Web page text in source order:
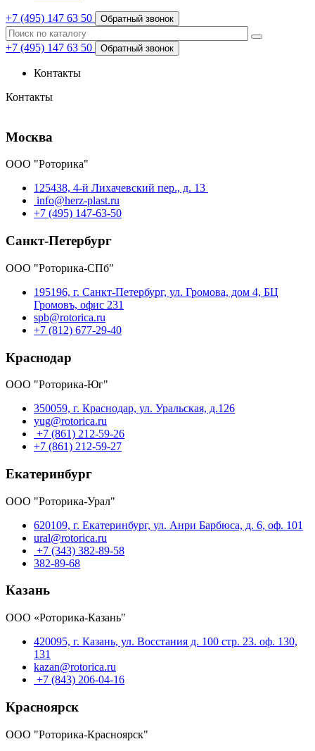
+7 (495) 147 63 50 Обратный звонок
+7 (495) 147 63 50 Обратный звонок
Контакты
Контакты
Москва
ООО "Роторика"
125438, 4-й Лихачевский пер., д. 13
info@herz-plast.ru
+7 (495) 147-63-50
Санкт-Петербург
ООО "Роторика-СПб"
195196, г. Санкт-Петербург, ул. Громова, дом 4, БЦ
Громовъ, офис 231
spb@rotorica.ru
+7 (812) 677-29-40
Краснодар
ООО "Роторика-Юг"
350059, г. Краснодар, ул. Уральская, д.126
yug@rotorica.ru
+7 (861) 212-59-26
+7 (861) 212-59-27
Екатеринбург
ООО "Роторика-Урал"
620109, г. Екатеринбург, ул. Анри Барбюса, д. 6, оф. 101
ural@rotorica.ru
+7 (343) 382-89-58
382-89-68
Казань
ООО «Роторика-Казань"
420095, г. Казань, ул. Восстания д. 100 стр. 23. оф. 130,
131
kazan@rotorica.ru
+7 (843) 206-04-16
Красноярск
ООО "Роторика-Красноярск"